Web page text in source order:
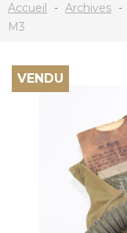
Accueil Archives
M3
VENDU